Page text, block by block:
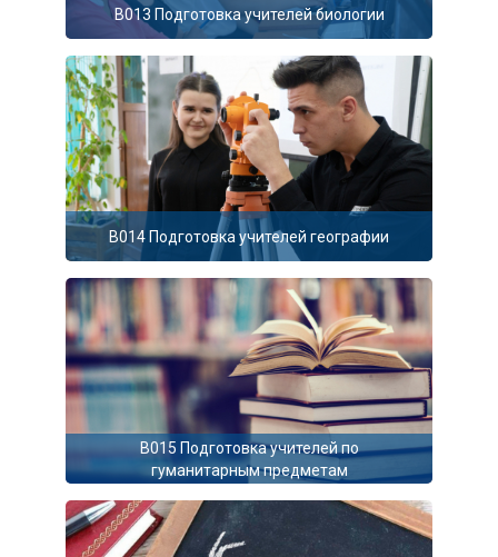
B013 Подготовка учителей биологии
B014 Подготовка учителей географии
B015 Подготовка учителей по
гуманитарным предметам